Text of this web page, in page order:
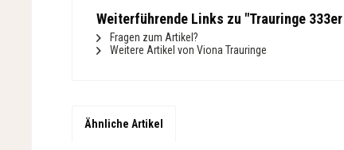
Weiterführende Links zu "Trauringe
Fragen zum Artikel?
Weitere Artikel von Viona Trauringe
Ähnliche Artikel